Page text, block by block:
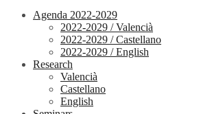
Agenda 2022-2029
2022-2029 / Valencià
2022-2029 / Castellano
2022-2029 / English
Research
Valencià
Castellano
English